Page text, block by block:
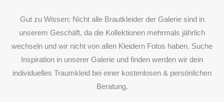
Gut zu Wissen: Nicht alle Brautkleider der Galerie sind in
unserem Geschäft, da die Kollektionen mehrmals jährlich
wechseln und wir nicht von allen Kleidern Fotos haben. Suche
Inspiration in unserer Galerie und finden werden wir dein
individuelles Traumkleid bei einer kostenlosen & persönlichen
Beratung.